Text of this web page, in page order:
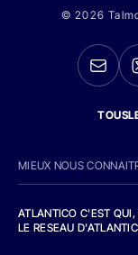
© 2026
MIEUX NOUS
ATLANTICO C'EST
LE RESEAU